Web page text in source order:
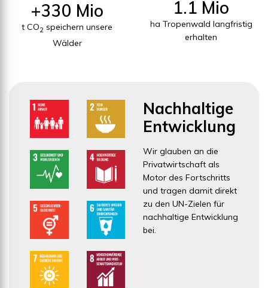
+330 Mio
t CO2 speichern unsere
Wälder
1.1 Mio
ha Tropenwald langfristig
erhalten
Nachhaltige
Entwicklung
Wir glauben an die
Privatwirtschaft als
Motor des Fortschritts
und tragen damit direkt
zu den UN-Zielen für
nachhaltige Entwicklung
bei.